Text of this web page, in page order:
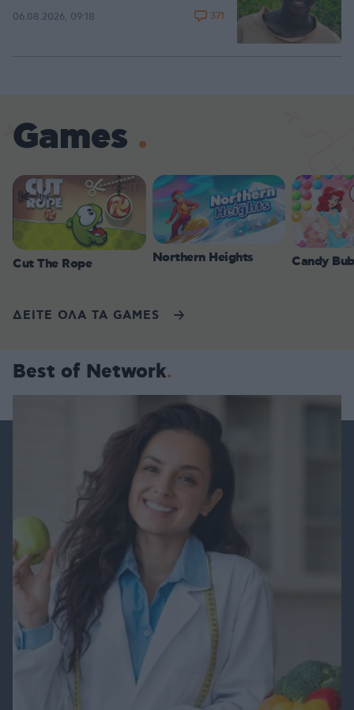
06.08.2026, 09:18 371
Games
Cut The Rope Northern Heights Candy
ΔΕΙΤΕ ΟΛΑ ΤΑ GAMES
Best of Network